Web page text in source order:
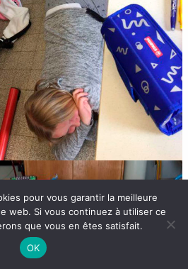
pour vous garantir la meilleure
web. Si vous continuez à utiliser ce
que vous en êtes satisfait.
OK